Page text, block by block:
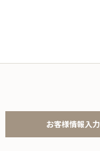
お客様情報入力